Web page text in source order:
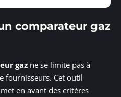
comparateur gaz
gaz ne se limite pas à
fournisseurs. Cet outil
en avant des critères